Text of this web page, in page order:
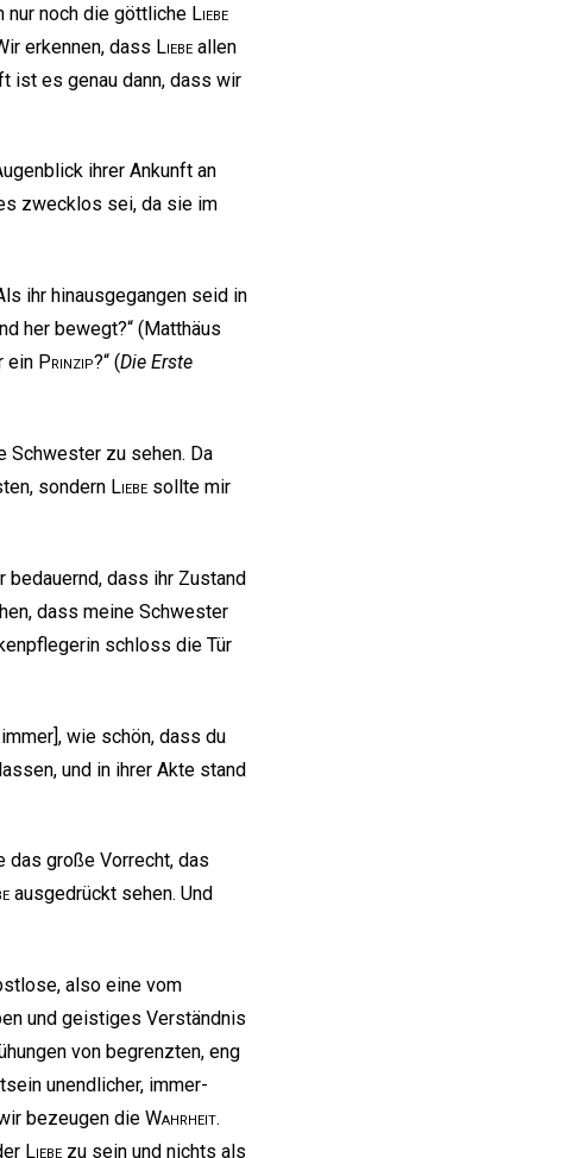
nur noch die göttliche Liebe
erkennen, dass Liebe allen
ist es genau dann, dass wir
ihrer Ankunft an
zwecklos sei, da sie im
ihr hinausgegangen seid in
her bewegt?“ (Matthäus
ein Prinzip?“ (Die Erste
Schwester zu sehen. Da
sondern Liebe sollte mir
dass ihr Zustand
dass meine Schwester
schloss die Tür
wie schön, dass du
und in ihrer Akte stand
das große Vorrecht, das
ausgedrückt sehen. Und
also eine vom
und geistiges Verständnis
von begrenzten, eng
unendlicher, immer-
bezeugen die Wahrheit.
Liebe zu sein und nichts als